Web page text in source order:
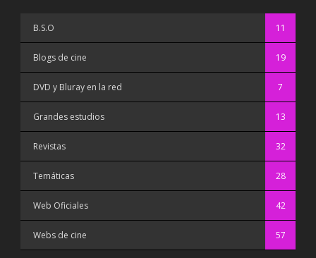
B.S.O 11
Blogs de cine 19
DVD y Bluray en la red 7
Grandes estudios 13
Revistas 32
Temáticas 28
Web Oficiales 42
Webs de cine 57